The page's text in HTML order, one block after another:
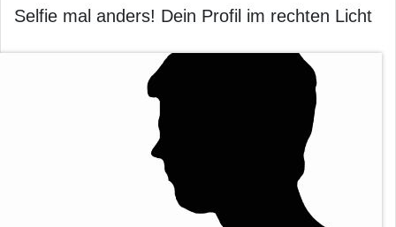
Selfie mal anders! Dein Profil im rechten Licht